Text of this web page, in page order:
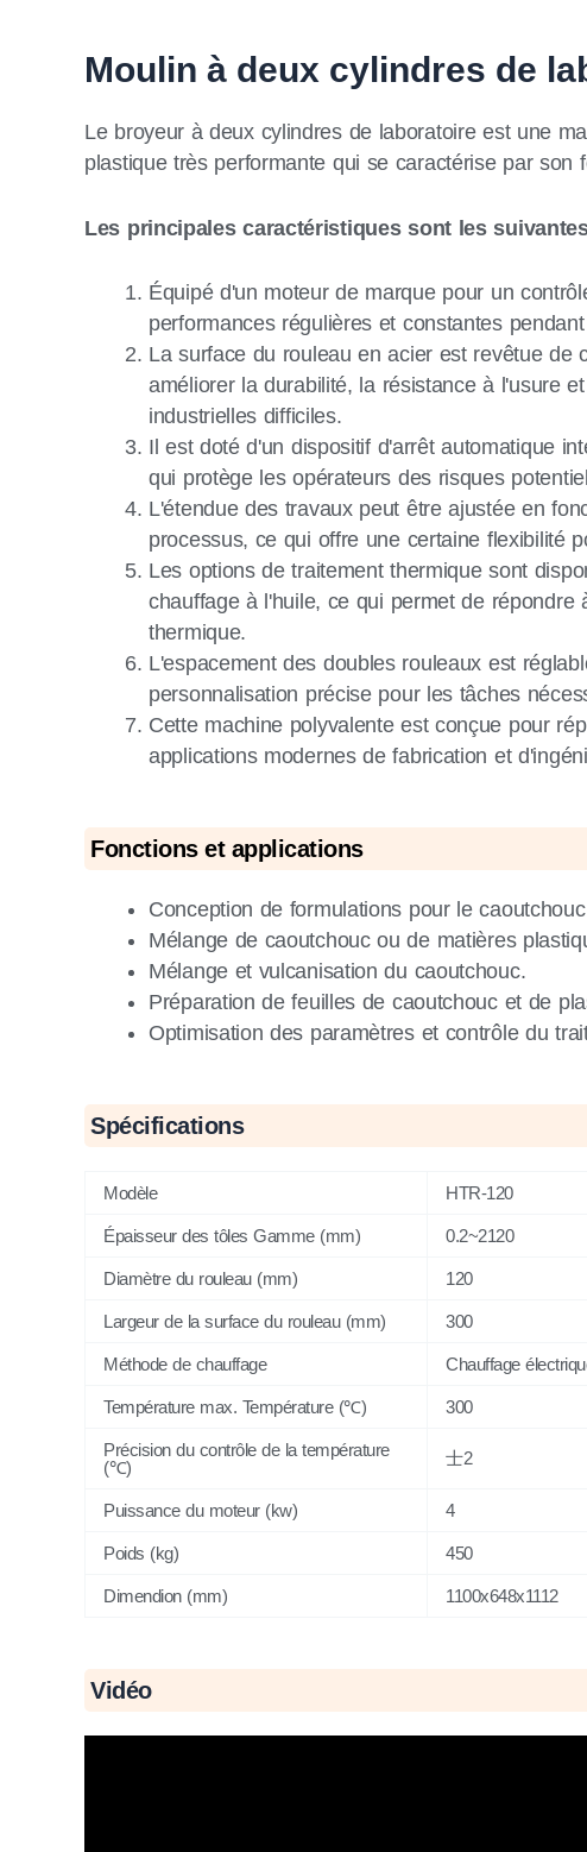
Moulin à deux cylindres de
Le broyeur à deux cylindres de laboratoire est une
plastique très performante qui se caractérise par son
Les principales caractéristiques sont les
Équipé d'un moteur de marque pour un
performances régulières et constantes
La surface du rouleau en acier est revêtue de
améliorer la durabilité, la résistance à l'usure
industrielles difficiles.
Il est doté d'un dispositif d'arrêt automatique
qui protège les opérateurs des risques
L'étendue des travaux peut être ajustée en
processus, ce qui offre une certaine flexibilité
Les options de traitement thermique sont
chauffage à l'huile, ce qui permet de répondre
thermique.
L'espacement des doubles rouleaux est
personnalisation précise pour les tâches
Cette machine polyvalente est conçue pour
applications modernes de fabrication et
Fonctions et applications
Conception de formulations pour le
Mélange de caoutchouc ou de matières
Mélange et vulcanisation du caoutchouc.
Préparation de feuilles de caoutchouc et de
Optimisation des paramètres et contrôle du
Spécifications
Modèle HTR-120
Épaisseur des tôles Gamme (mm) 0.2~2120
Diamètre du rouleau (mm) 120
Largeur de la surface du rouleau (mm) 300
Méthode de chauffage Chauffage
Température max. Température (℃) 300
Précision du contrôle de la température
(℃)
士2
Puissance du moteur (kw) 4
Poids (kg) 450
Dimendion (mm) 1100x648x1112
Vidéo